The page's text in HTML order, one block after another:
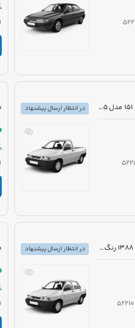
مزایده دولتی خودرو وانت پراید 151 مدل 1395 رنگ سفید
در انتظار ارسال پیشنهاد
مزایده دولتی خودرو پراید مدل 1388 رنگ سفید
در انتظار ارسال پیشنهاد